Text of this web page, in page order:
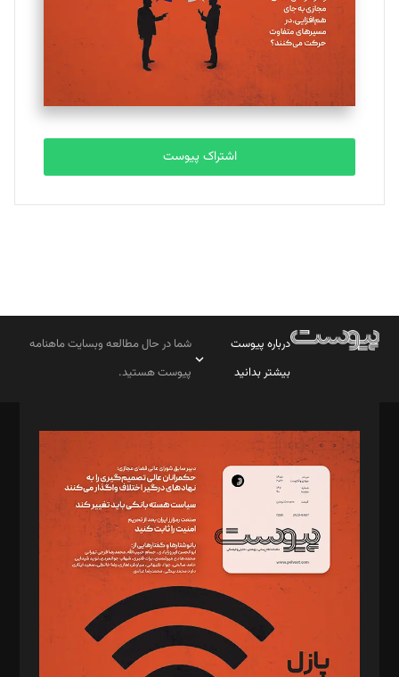
اشتراک پیوست
درباره پیوست
بیشتر بدانید
شما در حال مطالعه وبسایت ماهنامه
پیوست هستید.
مدیر مسئول: محمدباقر اثنی‌عشری
سردبیر: مهرک محمودی
دبیر تحریریه: میثم قاسمی
د‌بیر ناداستان: سمانه سمیع
د‌بیر خدمت و تجارت: ابوالفضل رجبی
د‌بیر حقوق فناوری: حسام‌الدین ایپکچی
د‌بیر پیوست جهان: مینا پاکدل
د‌بیر تحریریه آنلاین: بابک نقاش
تحریریه‌: مجتبی محمود‌ی، آرش برهمند، یسنا امان‌پور، سروش کرمیان،
مصطفی مسجدی آرانی، ابوالفضل رجبی، زهرا فکرانه، فائزه فتحی